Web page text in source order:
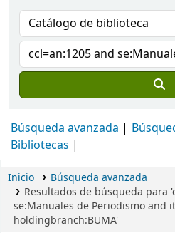
Búsqueda avanzada
Bibliotecas
Inicio
Búsqueda avanzada
Resultados de búsqueda para
se:Manuales de Periodismo and
holdingbranch:BUMA'